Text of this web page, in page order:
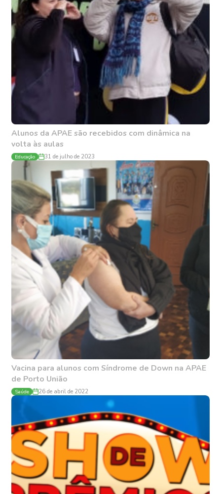
Alunos da APAE são recebidos com dinâmica na
volta às aulas
Educação 31 de julho de 2023
Vacina para alunos com Síndrome de Down na APAE
de Porto União
Saúde 26 de abril de 2022